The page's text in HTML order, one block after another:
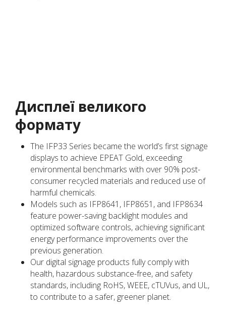
Дисплеї великого
формату
The IFP33 Series became the world’s first signage
displays to achieve EPEAT Gold, exceeding
environmental benchmarks with over 90% post-
consumer recycled materials and reduced use of
harmful chemicals.
Models such as IFP8641, IFP8651, and IFP8634
feature power-saving backlight modules and
optimized software controls, achieving significant
energy performance improvements over the
previous generation.
Our digital signage products fully comply with
health, hazardous substance-free, and safety
standards, including RoHS, WEEE, cTUVus, and UL,
to contribute to a safer, greener planet.